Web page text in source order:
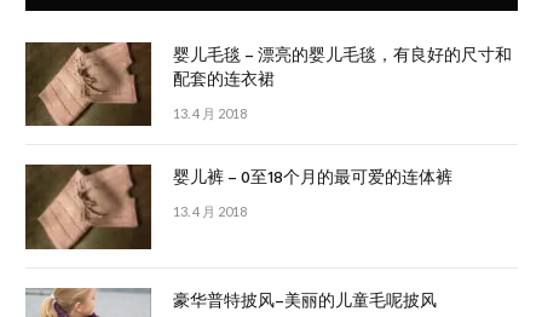
婴儿毛毯 – 漂亮的婴儿毛毯，有良好的尺寸和
配套的连衣裙
13. 4 月 2018
婴儿裤 – 0至18个月的最可爱的连体裤
13. 4 月 2018
豪华普特披风–美丽的儿童毛呢披风